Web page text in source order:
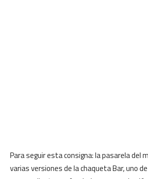
Para seguir esta consigna: la pasarela del
varias versiones de la chaqueta Bar, uno